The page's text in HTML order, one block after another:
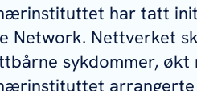
har tatt
Network. Nettverket
sykdommer,
arrangerte